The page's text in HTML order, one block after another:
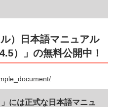
）日本語マニュアル
）」の無料公開中！
には正式な日本語マニュ